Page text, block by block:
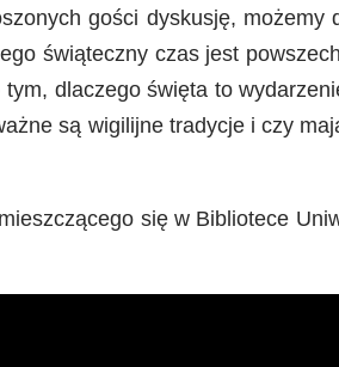
gości dyskusję,
świąteczny czas jest
dlaczego święta to
są wigilijne tradycje i czy
się w Bibliotece